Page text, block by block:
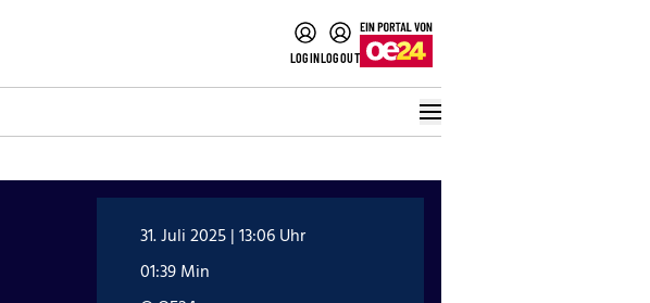
LOGINLOGOUT
31. Juli 2025 | 13:06 Uhr
01:39 Min